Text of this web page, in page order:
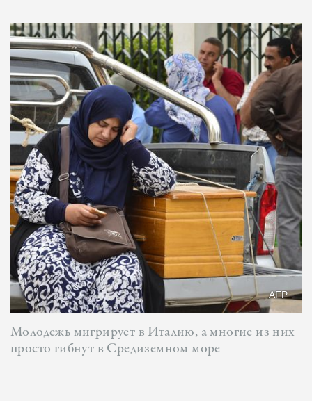
AFP
Молодежь мигрирует в Италию, а многие из них
просто гибнут в Средиземном море